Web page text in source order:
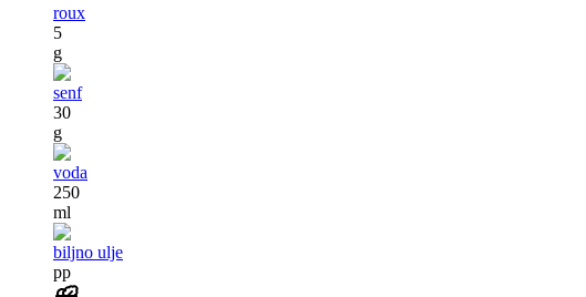
roux
5
g
senf
30
g
voda
250
ml
biljno ulje
pp